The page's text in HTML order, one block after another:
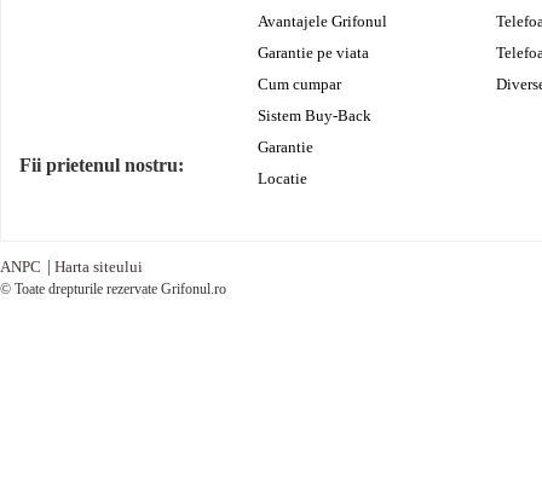
Fii prietenul nostru:
Avantajele Grifonul
Garantie pe viata
Cum cumpar
Sistem Buy-Back
Garantie
Locatie
ANPC Harta siteului
© Toate drepturile rezervate Grifonul.ro